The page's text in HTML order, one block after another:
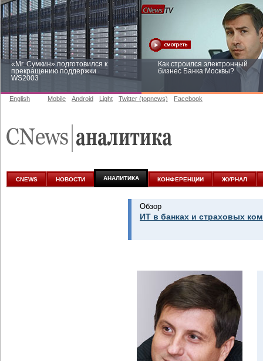
«Mr. Сумкин» подготовился к
прекращению поддержки
WS2003
Как строился электронный
бизнес Банка Москвы?
аналитике
English Mobile Android Light Twitter (topnews) Facebook
CNEWS НОВОСТИ АНАЛИТИКА КОНФЕРЕНЦИИ ЖУРНАЛ
Обзор
ИТ в банках и страховых